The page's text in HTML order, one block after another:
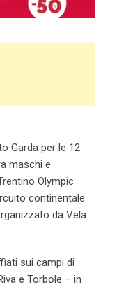
Garda per le 12
maschi e
Olympic
continentale
da Vela
sui campi di
e Torbole – in